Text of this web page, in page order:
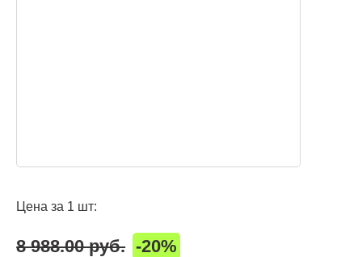
Цена за 1 шт:
8 988.00 руб. -20%